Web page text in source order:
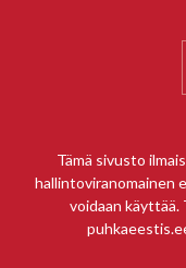
Tämä sivusto
hallintoviranomainen
voidaan